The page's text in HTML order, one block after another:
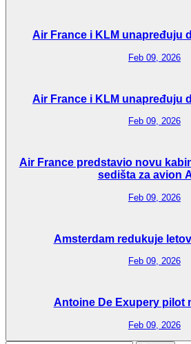
Air France i KLM unapređuju
Feb 09, 2026
Air France i KLM unapređuju
Feb 09, 2026
Air France predstavio novu
sedišta za avion
Feb 09, 2026
Amsterdam redukuje
Feb 09, 2026
Antoine De Exupery pilot
Feb 09, 2026